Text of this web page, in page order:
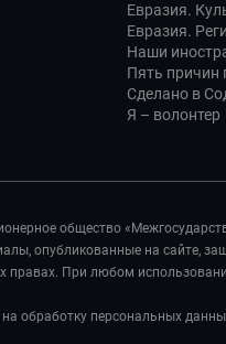
Евразия.
Евразия.
Наши
Пять причин
Сделано в
Я – волонтер
общество
опубликованные на сайте,
правах. При любом
обработку персональных